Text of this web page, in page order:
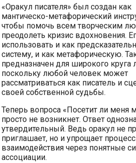
«Оракул писателя» был создан как
мантическо-метафорический
чтобы помочь всем творческим
преодолеть кризис вдохновения.
использовать и как
систему, и как метафорическую.
предназначен для широкого круга
поскольку любой человек может
рассматриваться как писатель и
своей собственной судьбы.
Теперь вопроса «Посетит ли меня
просто не возникнет. Ответ
утвердительный. Ведь оракул не
приглашает, но и упрощает процесс
взаимодействия через понятные
ассоциации.